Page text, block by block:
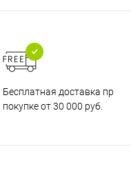
Бесплатная доставка при
покупке от 30 000 руб.